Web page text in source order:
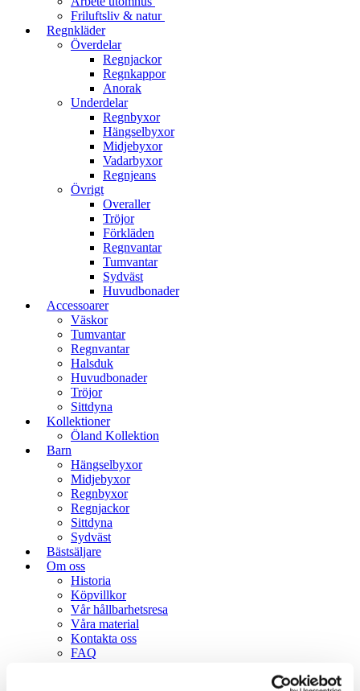
Friluftsliv & natur
Regnkläder
Överdelar
Regnjackor
Regnkappor
Anorak
Underdelar
Regnbyxor
Hängselbyxor
Midjebyxor
Vadarbyxor
Regnjeans
Övrigt
Overaller
Tröjor
Förkläden
Regnvantar
Tumvantar
Sydväst
Huvudbonader
Accessoarer
Väskor
Tumvantar
Regnvantar
Halsduk
Huvudbonader
Tröjor
Sittdyna
Kollektioner
Öland Kollektion
Barn
Hängselbyxor
Midjebyxor
Regnbyxor
Regnjackor
Sittdyna
Sydväst
Bästsäljare
Om oss
Historia
Köpvillkor
Vår hållbarhetsresa
Våra material
Kontakta oss
FAQ